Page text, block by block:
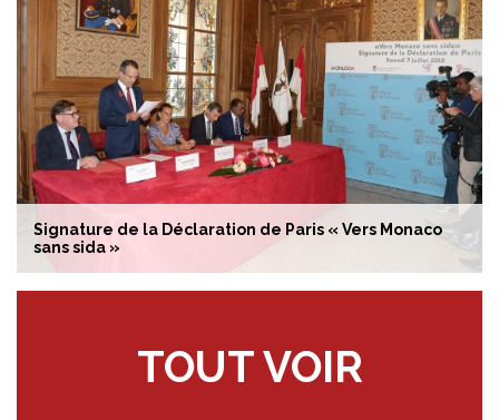
Signature de la Déclaration de Paris « Vers Monaco
sans sida »
TOUT VOIR